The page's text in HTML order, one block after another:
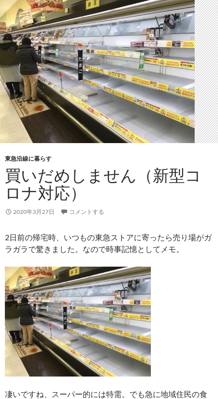
東急沿線に暮らす
買いだめしません（新型コ
ロナ対応）
2020年3月27日 コメントする
2日前の帰宅時、いつもの東急ストアに寄ったら売り場がガ
ラガラで驚きました。なので時事記憶としてメモ。
凄いですね、スーパー的には特需。でも急に地域住民の食